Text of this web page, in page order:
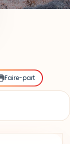
Faire-part